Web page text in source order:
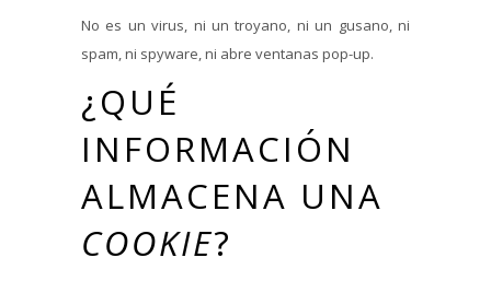
No es un virus, ni un troyano, ni un gusano, ni
spam, ni spyware, ni abre ventanas pop-up.
¿QUÉ
INFORMACIÓN
ALMACENA UNA
COOKIE?